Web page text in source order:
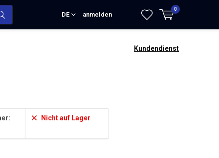
DE anmelden
0
Kundendienst
Nicht auf Lager